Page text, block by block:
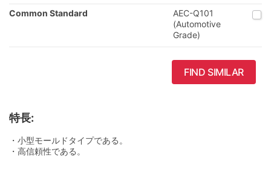
Common Standard
AEC-Q101
(Automotive
Grade)
FIND SIMILAR
特長:
・小型モールドタイプである。
・高信頼性である。